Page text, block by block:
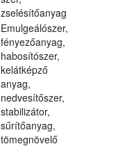
zselésítőanyag
Emulgeálószer,
fényezőanyag,
habosítószer,
kelátképző
anyag,
nedvesítőszer,
stabilizátor,
sűrítőanyag,
tömegnövelő